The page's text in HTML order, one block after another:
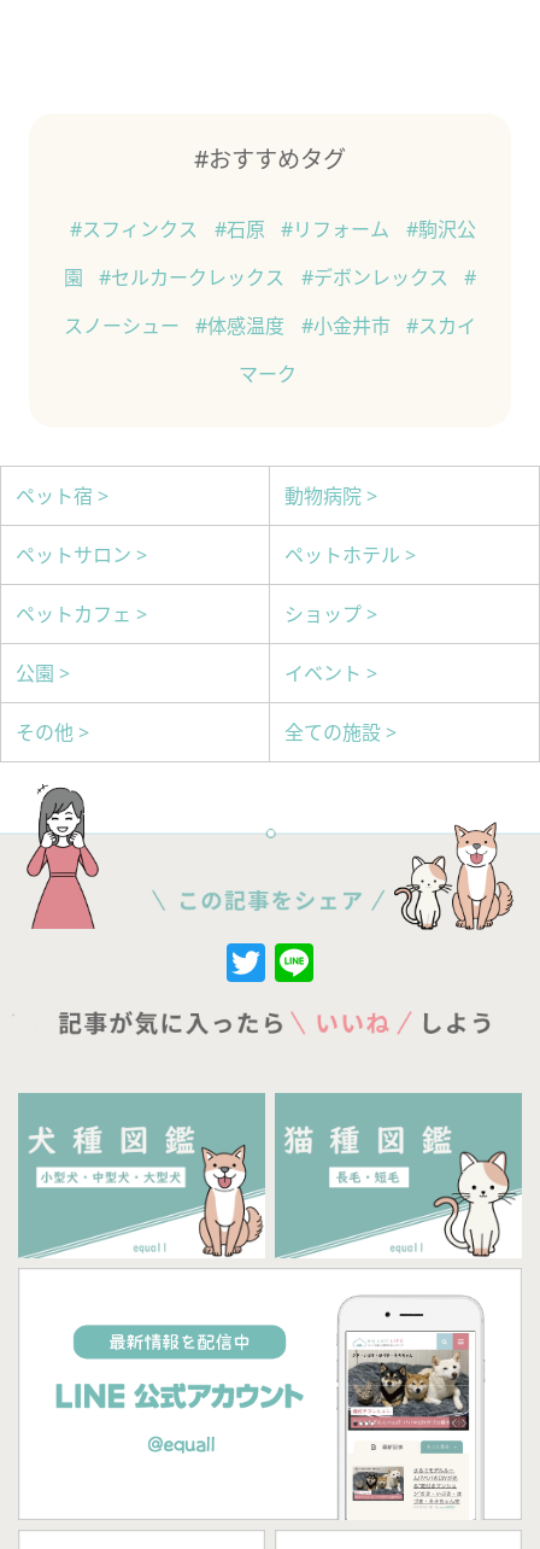
#おすすめタグ
#スフィンクス #石原 #リフォーム
#駒沢公
園
#セルカークレックス #デボンレックス
#
スノーシュー
#体感温度 #小金井市
#スカイ
マーク
ペット宿 > 動物病院 >
ペットサロン > ペットホテル >
ペットカフェ > ショップ >
公園 > イベント >
その他 > 全ての施設 >
Twitter